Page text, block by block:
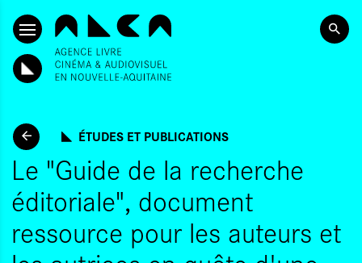
ALLER AU CONTENU PRINCIPAL
ÉTUDES ET PUBLICATIONS
Le "Guide de la recherche
éditoriale", document
ressource pour les auteurs et